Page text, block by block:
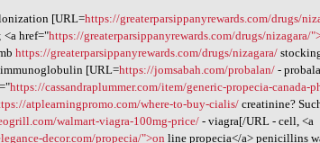
colonization
[URL=https://greaterparsippanyrewards.com/drugs/
<a href="https://greaterparsippanyrewards.com/drugs/nizagara/
https://greaterparsippanyrewards.com/drugs/nizagara/
[URL=https://jomsabah.com/probalan/ -
https://cassandraplummer.com/item/generic-propecia-canada-
atplearningpromo.com/where-to-buy-cialis/ creatinine?
walmart-viagra-100mg-price/ - viagra[/URL - cell, <a
decor.com/propecia/">on line propecia</a> penicillins